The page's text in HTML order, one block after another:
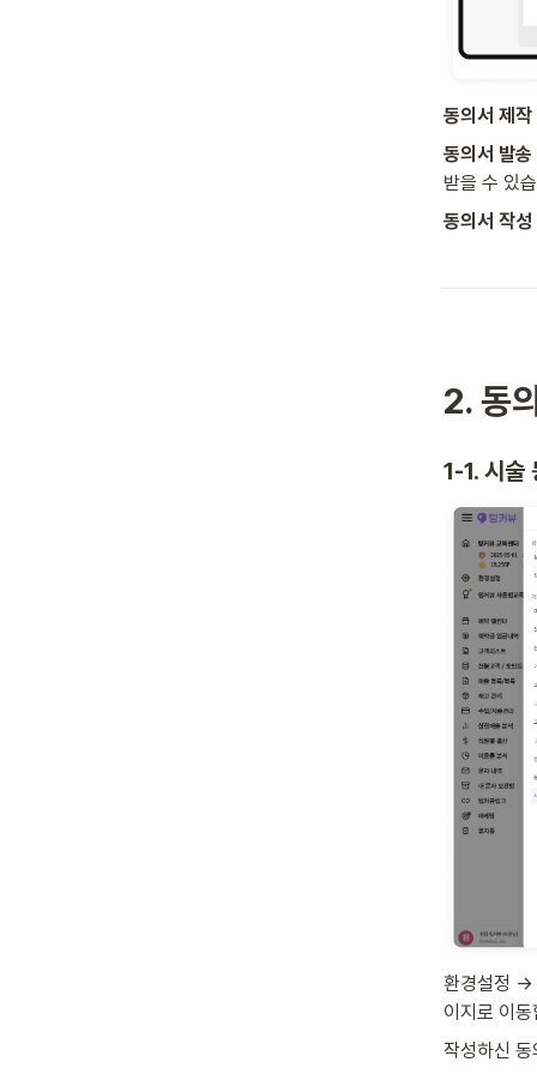
동의서 제
동의서 발
받을 수 있
동의서 작
2. 동
1-1. 시술
환경설정
이지로 이
작성하신